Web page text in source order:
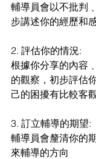
輔導員會以不批判
步講述你的經歷和
2. 評估你的情況:
根據你分享的內容
的觀察，初步評估
己的困擾有比較客
3. 訂立輔導的期望:
輔導員會釐清你的
來輔導的方向